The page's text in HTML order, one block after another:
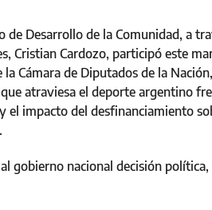
de Desarrollo de la Comunidad, a
Cristian Cardozo, participó este
la Cámara de Diputados de la
que atraviesa el deporte argentino
el impacto del desfinanciamiento
gobierno nacional decisión